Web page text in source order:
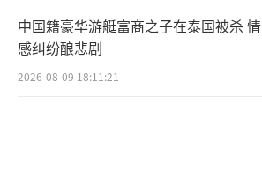
中国籍豪华游艇富商之子在泰国被杀 情
感纠纷酿悲剧
2026-08-09 18:11:21